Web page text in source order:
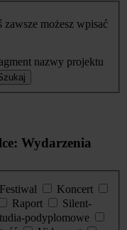
zawsze możesz wpisać
nazwy projektu
Wydarzenia
Festiwal
Koncert
Raport
Silent-
podyplomowe